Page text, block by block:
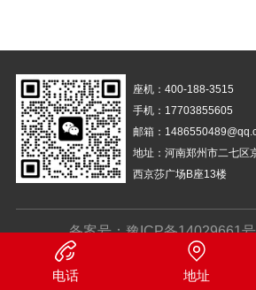
座机：400-188-3515
手机：17703855605
邮箱：
地址：河南郑州市二七区
西京莎广场B座13楼
备案号：豫ICP备14029661
电话 地址